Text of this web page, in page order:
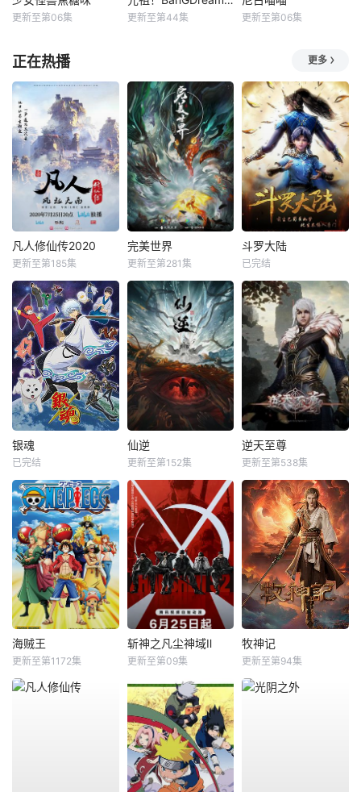
更新至第06集 更新至第44集 更新至第06集
正在热播 更多
凡人修仙传2020
更新至第185集
完美世界
更新至第281集
斗罗大陆
已完结
银魂
已完结
仙逆
更新至第152集
逆天至尊
更新至第538集
海贼王
更新至第1172集
斩神之凡尘神域Ⅱ
更新至第09集
牧神记
更新至第94集